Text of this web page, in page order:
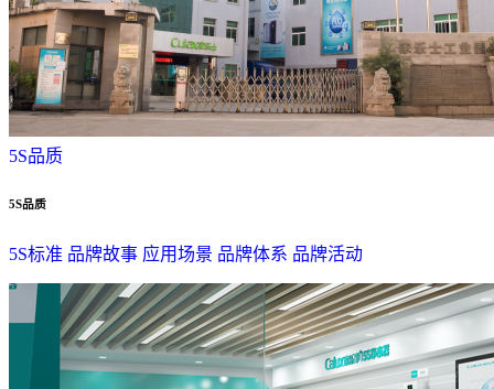
5S品质
5S品质
5S标准 品牌故事 应用场景 品牌体系 品牌活动